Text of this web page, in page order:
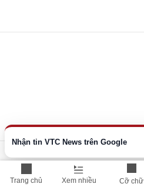
Trang chủ Xem nhiều Cỡ chữ
Nhận tin VTC News trên Google